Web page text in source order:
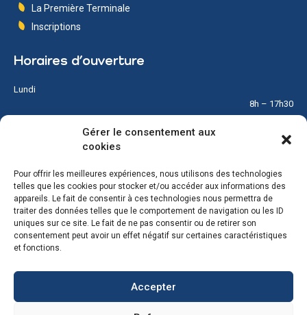
Gérer le consentement aux
cookies
Pour offrir les meilleures expériences, nous utilisons des technologies
telles que les cookies pour stocker et/ou accéder aux informations des
appareils. Le fait de consentir à ces technologies nous permettra de
traiter des données telles que le comportement de navigation ou les ID
uniques sur ce site. Le fait de ne pas consentir ou de retirer son
consentement peut avoir un effet négatif sur certaines caractéristiques
et fonctions.
Accepter
La Première Terminale
Inscriptions
Horaires d’ouverture
Lundi
8h – 17h30
8h – 17h30
Mercredi
8h – 12h
Jeudi
8h – 17h30
8h – 17h30